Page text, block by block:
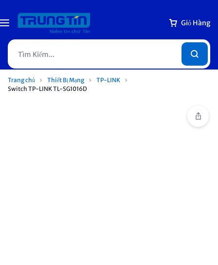
Giỏ Hàng
Trang chủ Thiết Bị Mạng
TP-LINK
Switch TP-LINK TL-SG1016D